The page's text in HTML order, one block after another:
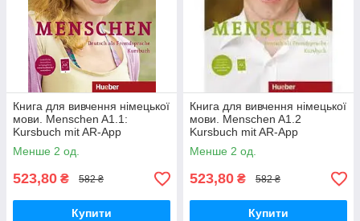
Книга для вивчення німецької
мови. Menschen A1.1:
Kursbuch mit AR-App
Менше 2 од.
523,80 ₴ 582 ₴
Купити
Книга для вивчення німецької
мови. Menschen A1.2
Kursbuch mit AR-App
Менше 2 од.
523,80 ₴ 582 ₴
Купити